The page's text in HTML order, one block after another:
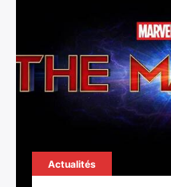
Actualités